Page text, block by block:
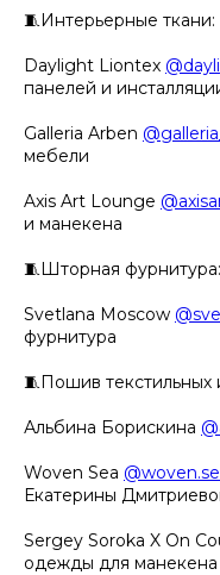
🧵Интерьерные ткани:
Daylight Liontex
панелей и
Galleria Arben
мебели
Axis Art Lounge
и манекена
🧵Шторная фурнитура:
Svetlana Moscow
фурнитура
🧵Пошив текстильных
Альбина Борискина
Woven Sea
Екатерины
Sergey Soroka X On
одежды для манекена